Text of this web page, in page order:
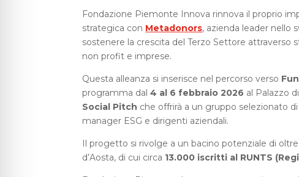
Fondazione Piemonte Innova rinnova il proprio
strategica con Metadonors, azienda leader nello
sostenere la crescita del Terzo Settore
non profit e imprese.
Questa alleanza si inserisce nel percorso verso
programma dal4 al 6 febbraio 2026 al Palazzo
Social Pitch che offrirà a un gruppo selezionato
manager ESG e dirigenti aziendali.
Il progetto si rivolge a un bacino potenziale di
d’Aosta, di cui circa 13.000 iscritti al RUNTS